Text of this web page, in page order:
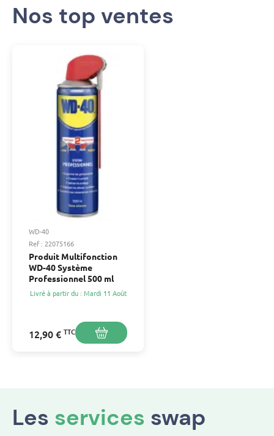
Nos top ventes
WD-40
Ref : 22075166
Produit Multifonction
WD-40 Système
Professionnel 500 ml
Livré à partir du : Mardi 11 Août
12,90 € TTC
Les services swap